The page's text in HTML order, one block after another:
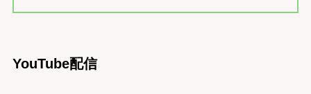
YouTube配信